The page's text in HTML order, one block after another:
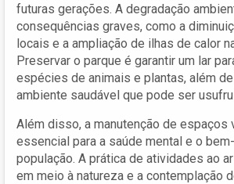
futuras gerações. A degradação
consequências graves, como a
locais e a ampliação de ilhas de calor
Preservar o parque é garantir um lar
espécies de animais e plantas, além
ambiente saudável que pode ser
Além disso, a manutenção de espaços
essencial para a saúde mental e o
população. A prática de atividades ao
em meio à natureza e a contemplação